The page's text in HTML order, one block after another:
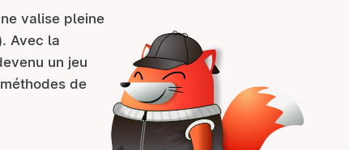
valise pleine
Avec la
un jeu
de